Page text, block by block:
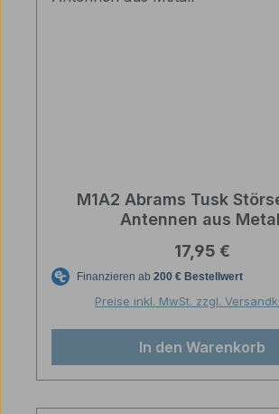
M1A2 Abrams Tusk
Antennen aus
Regulärer
17,95 €
Preise inkl. MwSt. zzgl.
In den Warenkorb